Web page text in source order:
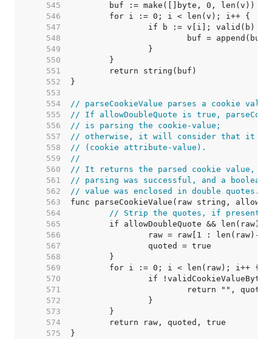
   545
   546
   547
   548
   549
   550
   551
   552
   553
   554
// parseCookieValue parses a cookie
   555
// If allowDoubleQuote is true,
   556
// is parsing the cookie-value;
   557
// otherwise, it will consider that it is
   558
// (cookie attribute-value).
   559
//
   560
// It returns the parsed cookie value, a
   561
// parsing was successful, and a boolean
   562
// value was enclosed in double quotes.
   563
   564
// Strip the quotes, if present.
   565
   566
   567
   568
   569
   570
   571
   572
   573
   574
   575